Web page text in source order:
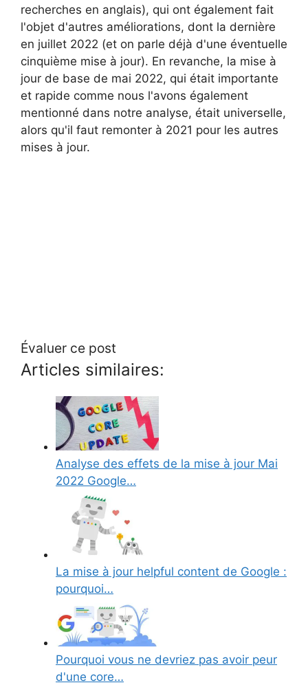
recherches en anglais), qui ont également fait
l'objet d'autres améliorations, dont la dernière
en juillet 2022 (et on parle déjà d'une éventuelle
cinquième mise à jour). En revanche, la mise à
jour de base de mai 2022, qui était importante
et rapide comme nous l'avons également
mentionné dans notre analyse, était universelle,
alors qu'il faut remonter à 2021 pour les autres
mises à jour.
Évaluer ce post
Articles similaires:
Analyse des effets de la mise à jour Mai
2022 Google…
La mise à jour helpful content de Google :
pourquoi…
Pourquoi vous ne devriez pas avoir peur
d'une core…